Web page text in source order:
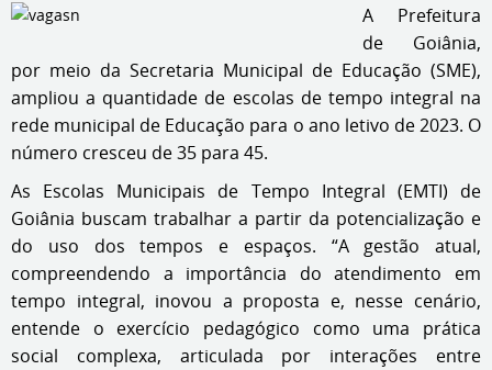
A Prefeitura
de Goiânia,
por meio da Secretaria Municipal de Educação (SME),
ampliou a quantidade de escolas de tempo integral na
rede municipal de Educação para o ano letivo de 2023. O
número cresceu de 35 para 45.
As Escolas Municipais de Tempo Integral (EMTI) de
Goiânia buscam trabalhar a partir da potencialização e
do uso dos tempos e espaços. “A gestão atual,
compreendendo a importância do atendimento em
tempo integral, inovou a proposta e, nesse cenário,
entende o exercício pedagógico como uma prática
social complexa, articulada por interações entre